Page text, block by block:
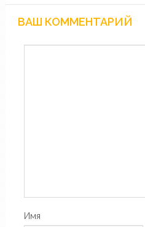
ВАШ КОММЕНТАРИЙ
Имя